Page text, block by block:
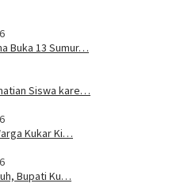
Buka 13 Sumur…
Siswa kare…
Kukar Ki…
Bupati Ku…